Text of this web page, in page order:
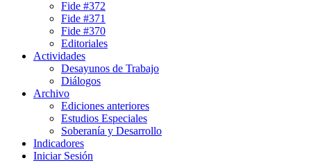
Fide #372
Fide #371
Fide #370
Editoriales
Actividades
Desayunos de Trabajo
Diálogos
Archivo
Ediciones anteriores
Estudios Especiales
Soberanía y Desarrollo
Indicadores
Iniciar Sesión